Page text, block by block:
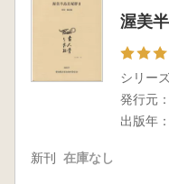
渥美
シリーズ
発行元：
出版年：
新刊 在庫なし